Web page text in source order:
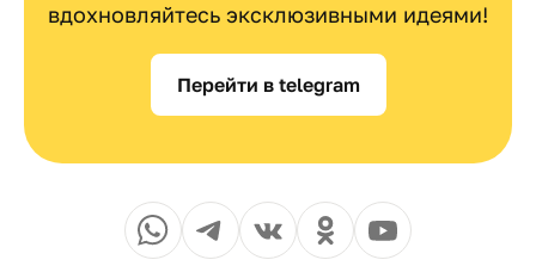
вдохновляйтесь эксклюзивными идеями!
Перейти в telegram